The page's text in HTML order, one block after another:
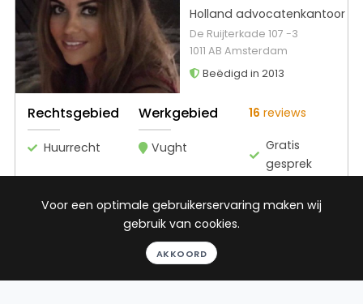
Holland advocatenkantoor
De Ruijterkade 107 -3
1011 AB Amsterdam
Beëdigd in 2013
Rechtsgebied
Huurrecht
Werkgebied
Vught
16 reviews
Gratis
gesprek
uur
mogelijk
Voor een optimale gebruikerservaring maken wij
gebruik van cookies.
AKKOORD